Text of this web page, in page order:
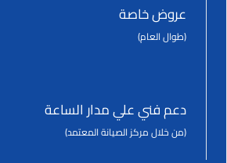
عروض خاصة
(طوال العام)
دعم فني علي مدار الساعة
(من خلال مركز الصيانة المعتمد)